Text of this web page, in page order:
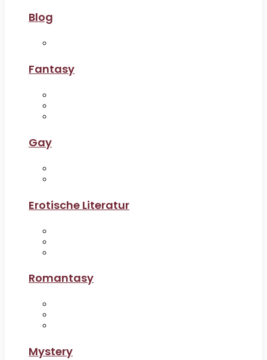
Blog
Fantasy
Gay
Erotische Literatur
Romantasy
Mystery